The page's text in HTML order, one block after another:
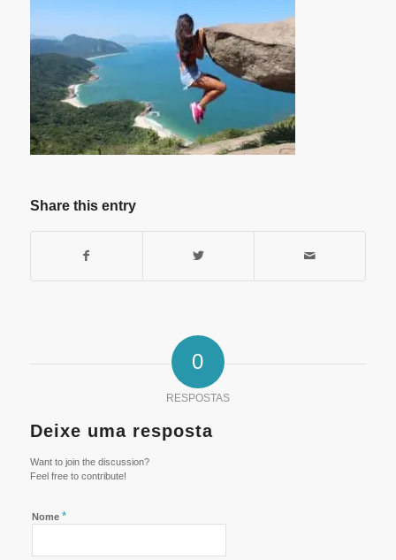
Share this entry
0
RESPOSTAS
Deixe uma resposta
Want to join the discussion?
Feel free to contribute!
Nome *